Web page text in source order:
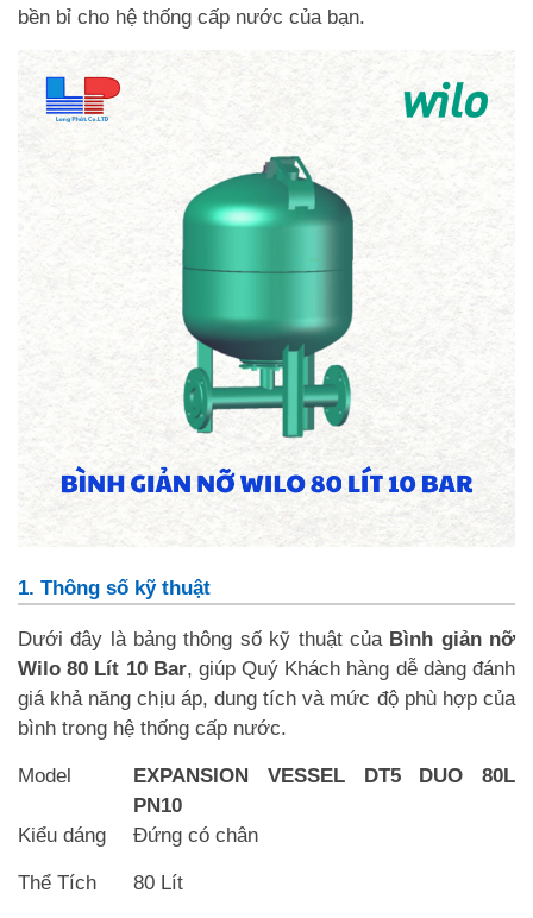
bền bỉ cho hệ thống cấp nước của bạn.
1. Thông số kỹ thuật
Dưới đây là bảng thông số kỹ thuật của Bình giản nỡ
Wilo 80 Lít 10 Bar, giúp Quý Khách hàng dễ dàng đánh
giá khả năng chịu áp, dung tích và mức độ phù hợp của
bình trong hệ thống cấp nước.
Model
EXPANSION VESSEL DT5 DUO 80L
PN10
Kiểu dáng
Đứng có chân
Thể Tích 80 Lít